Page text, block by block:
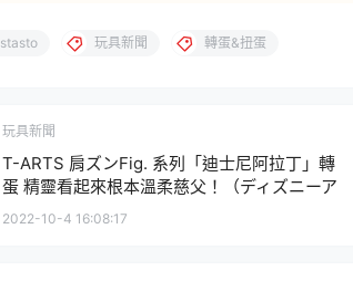
stasto 玩具新聞 轉蛋&扭蛋
玩具新聞
T-ARTS 肩ズンFig. 系列「迪士尼阿拉丁」轉
蛋 精靈看起來根本溫柔慈父！（ディズニーア
ラジン）
2022-10-4 16:08:17